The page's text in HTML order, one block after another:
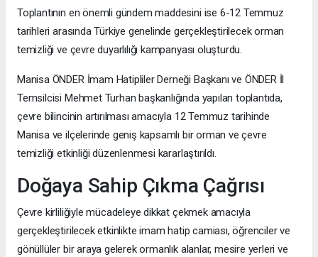
Toplantının en önemli gündem maddesini ise 6-12 Temmuz
tarihleri arasında Türkiye genelinde gerçekleştirilecek orman
temizliği ve çevre duyarlılığı kampanyası oluşturdu.
Manisa ÖNDER İmam Hatipliler Derneği Başkanı ve ÖNDER İl
Temsilcisi Mehmet Turhan başkanlığında yapılan toplantıda,
çevre bilincinin artırılması amacıyla 12 Temmuz tarihinde
Manisa ve ilçelerinde geniş kapsamlı bir orman ve çevre
temizliği etkinliği düzenlenmesi kararlaştırıldı.
Doğaya Sahip Çıkma Çağrısı
Çevre kirliliğiyle mücadeleye dikkat çekmek amacıyla
gerçekleştirilecek etkinlikte imam hatip camiası, öğrenciler ve
gönüllüler bir araya gelerek ormanlık alanlar, mesire yerleri ve